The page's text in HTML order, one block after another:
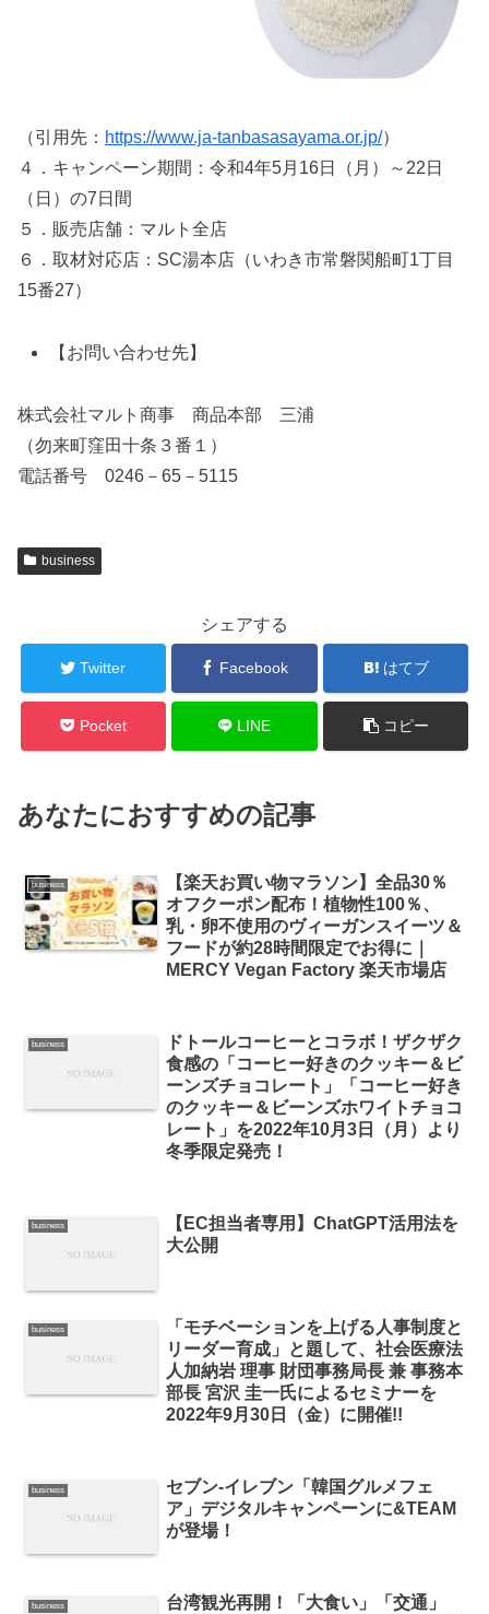
（引用先： https://www.ja-tanbasasayama.or.jp/）
４．キャンペーン期間：令和4年5月16日（月）～22日
（日）の7日間
５．販売店舗：マルト全店
６．取材対応店：SC湯本店（いわき市常磐関船町1丁目
15番27）
【お問い合わせ先】
株式会社マルト商事 商品本部 三浦
（勿来町窪田十条３番１）
電話番号 0246－65－5115
business
シェアする
Twitter Facebook はてブ
Pocket LINE コピー
あなたにおすすめの記事
business
【楽天お買い物マラソン】全品30％
オフクーポン配布！植物性100％、
乳・卵不使用のヴィーガンスイーツ＆
フードが約28時間限定でお得に｜
MERCY Vegan Factory 楽天市場店
business
ドトールコーヒーとコラボ！ザクザク
食感の「コーヒー好きのクッキー＆ビ
ーンズチョコレート」「コーヒー好き
のクッキー＆ビーンズホワイトチョコ
レート」を2022年10月3日（月）より
冬季限定発売！
business
【EC担当者専用】ChatGPT活用法を
大公開
business
「モチベーションを上げる人事制度と
リーダー育成」と題して、社会医療法
人加納岩 理事 財団事務局長 兼 事務本
部長 宮沢 圭一氏によるセミナーを
2022年9月30日（金）に開催!!
business
セブン‐イレブン「韓国グルメフェ
ア」デジタルキャンペーンに&TEAM
が登場！
business
台湾観光再開！「大食い」「交通」